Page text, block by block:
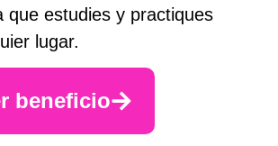
que estudies y practiques
lugar.
beneficio